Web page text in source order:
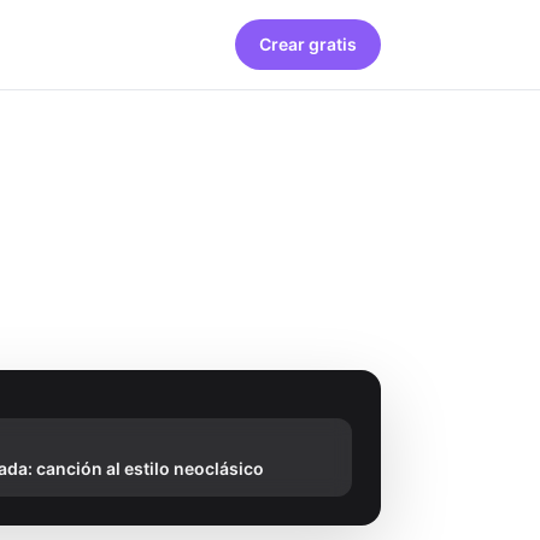
Crear gratis
canción al estilo neoclásico